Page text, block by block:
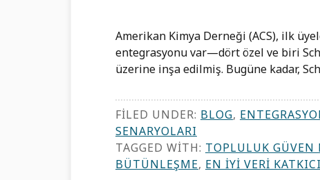
Amerikan Kimya Derneği (ACS), ilk
entegrasyonu var—dört özel ve biri
üzerine inşa edilmiş. Bugüne kadar,
FILED UNDER: BLOG,
SENARYOLARI
TAGGED WITH: TOPLULUK GÜVEN
BÜTÜNLEŞME, EN İYI VERI